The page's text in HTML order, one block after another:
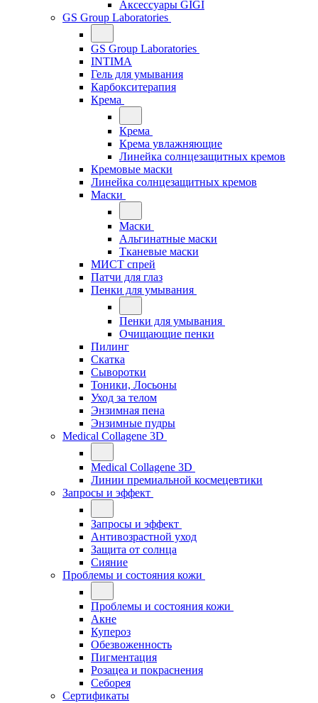
Аксессуары GIGI
GS Group Laboratories
GS Group Laboratories
INTIMA
Гель для умывания
Карбокситерапия
Крема
Крема
Крема увлажняющие
Линейка солнцезащитных кремов
Кремовые маски
Линейка солнцезащитных кремов
Маски
Маски
Альгинатные маски
Тканевые маски
МИСТ спрей
Патчи для глаз
Пенки для умывания
Пенки для умывания
Очищающие пенки
Пилинг
Скатка
Сыворотки
Тоники, Лосьоны
Уход за телом
Энзимная пена
Энзимные пудры
Medical Collagene 3D
Medical Collagene 3D
Линии премиальной космецевтики
Запросы и эффект
Запросы и эффект
Антивозрастной уход
Защита от солнца
Сияние
Проблемы и состояния кожи
Проблемы и состояния кожи
Акне
Купероз
Обезвоженность
Пигментация
Розацеа и покраснения
Себорея
Сертификаты